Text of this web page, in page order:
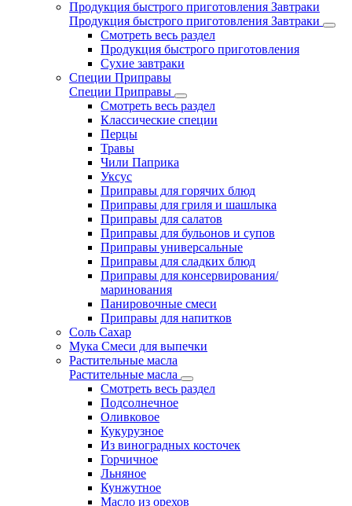
Продукция быстрого приготовления Завтраки
Продукция быстрого приготовления Завтраки
Смотреть весь раздел
Продукция быстрого приготовления
Сухие завтраки
Специи Приправы
Специи Приправы
Смотреть весь раздел
Классические специи
Перцы
Травы
Чили Паприка
Уксус
Приправы для горячих блюд
Приправы для гриля и шашлыка
Приправы для салатов
Приправы для бульонов и супов
Приправы универсальные
Приправы для сладких блюд
Приправы для консервирования/
маринования
Панировочные смеси
Приправы для напитков
Соль Сахар
Мука Смеси для выпечки
Растительные масла
Растительные масла
Смотреть весь раздел
Подсолнечное
Оливковое
Кукурузное
Из виноградных косточек
Горчичное
Льняное
Кунжутное
Масло из орехов